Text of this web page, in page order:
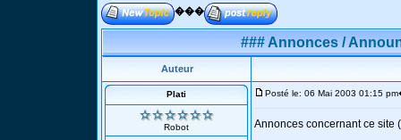
���
### Annonces /
Auteur
Plati
Robot
Posté le: 06 Mai 2003 01:15 pm
Annonces concernant ce site